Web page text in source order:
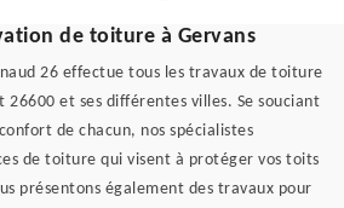
de toiture à Gervans
26 effectue tous les travaux de toiture
26600 et ses différentes villes. Se souciant
de chacun, nos spécialistes
de toiture qui visent à protéger vos toits
présentons également des travaux pour